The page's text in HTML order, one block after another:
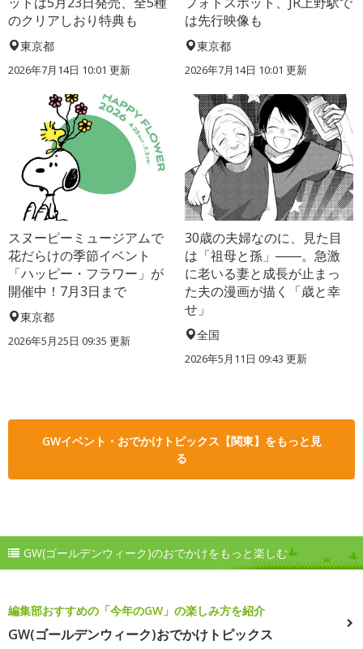
のクリアしおり特典も
東京都
2026年7月14日 10:01 更新
は先行映像も
東京都
2026年7月14日 10:01 更新
スヌーピーミュージアムで
花だらけの季節イベント
「ハッピー・フラワー」が
開催中！7月3日まで
東京都
2026年5月25日 09:35 更新
30歳の夫婦なのに、見た目
は「祖母と孫」――。急激
に老いる妻と成長が止まっ
た夫の漫画が描く「歳と幸
せ」
全国
2026年5月11日 09:43 更新
GWイベント・おでかけトピックス【関東】をもっと見
る
GW(ゴールデンウィーク)のおでかけをもっと楽しむ
編集部おすすめの「今年のGW」の楽しみ方を紹介
GW(ゴールデンウィーク)おでかけトピックス